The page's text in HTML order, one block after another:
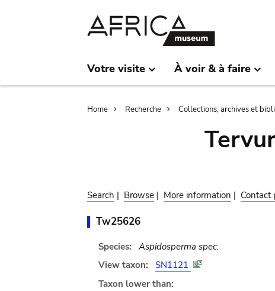
Votre visite À voir & à faire
Breadcrumb
Home Recherche Collections, archives et
Search | Browse | More information | Contact
Tw25626
Species:
Aspidosperma spec.
View taxon:
SN1121
Taxon lower than: